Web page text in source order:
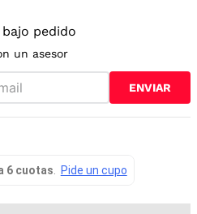
pedido
un asesor
ENVIAR